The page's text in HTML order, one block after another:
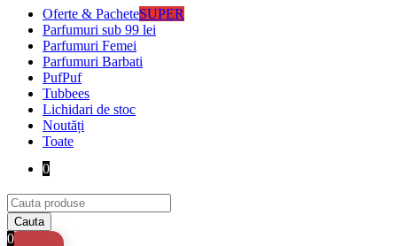
Oferte & PacheteSUPER
Parfumuri sub 99 lei
Parfumuri Femei
Parfumuri Barbati
PufPuf
Tubbees
Lichidari de stoc
Noutăți
Toate
0
0